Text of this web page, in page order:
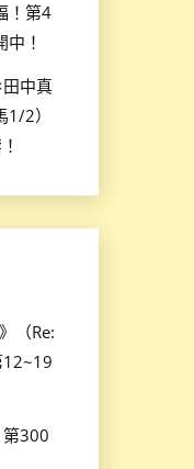
！第4
！
中真
2）
（Re:
12~19
300